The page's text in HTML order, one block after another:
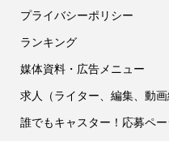
プライバシーポリシー
ランキング
媒体資料・広告メニュー
求人（ライター、編集、動画
誰でもキャスター！応募ペー